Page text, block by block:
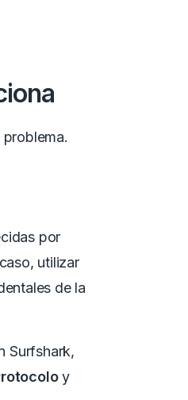
por
utilizar
de la
Surfshark,
y